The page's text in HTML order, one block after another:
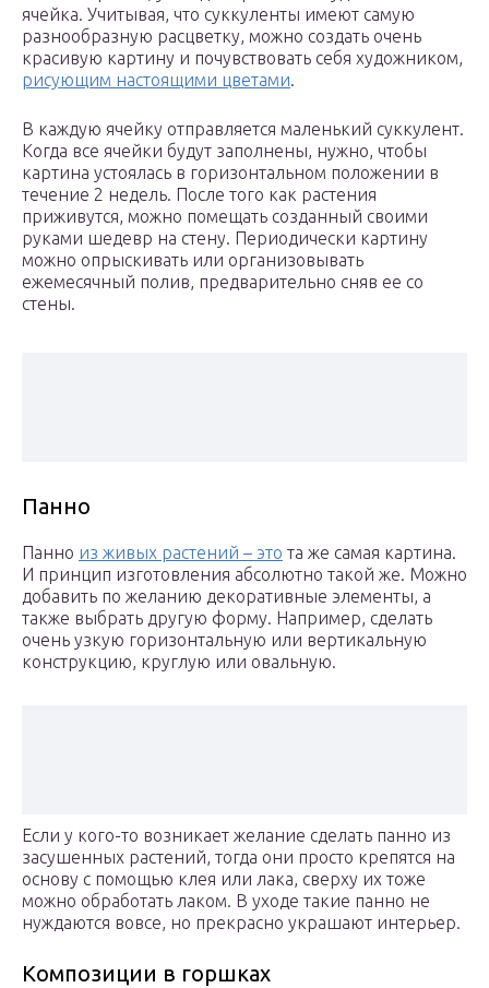
ячейка. Учитывая, что суккуленты имеют самую
разнообразную расцветку, можно создать очень
красивую картину и почувствовать себя художником,
рисующим настоящими цветами.
В каждую ячейку отправляется маленький суккулент.
Когда все ячейки будут заполнены, нужно, чтобы
картина устоялась в горизонтальном положении в
течение 2 недель. После того как растения
приживутся, можно помещать созданный своими
руками шедевр на стену. Периодически картину
можно опрыскивать или организовывать
ежемесячный полив, предварительно сняв ее со
стены.
Панно
Панно из живых растений – это та же самая картина.
И принцип изготовления абсолютно такой же. Можно
добавить по желанию декоративные элементы, а
также выбрать другую форму. Например, сделать
очень узкую горизонтальную или вертикальную
конструкцию, круглую или овальную.
Если у кого-то возникает желание сделать панно из
засушенных растений, тогда они просто крепятся на
основу с помощью клея или лака, сверху их тоже
можно обработать лаком. В уходе такие панно не
нуждаются вовсе, но прекрасно украшают интерьер.
Композиции в горшках